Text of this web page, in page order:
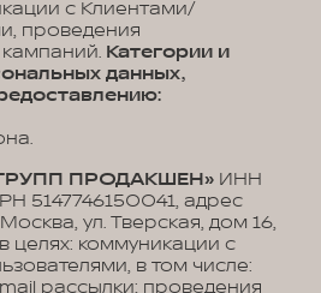
с Клиентами/
проведения
Категории и
данных,
ПРОДАКШЕН» ИНН
5147746150041, адрес
ул. Тверская, дом 16,
целях: коммуникации с
в том числе:
рассылки; проведения